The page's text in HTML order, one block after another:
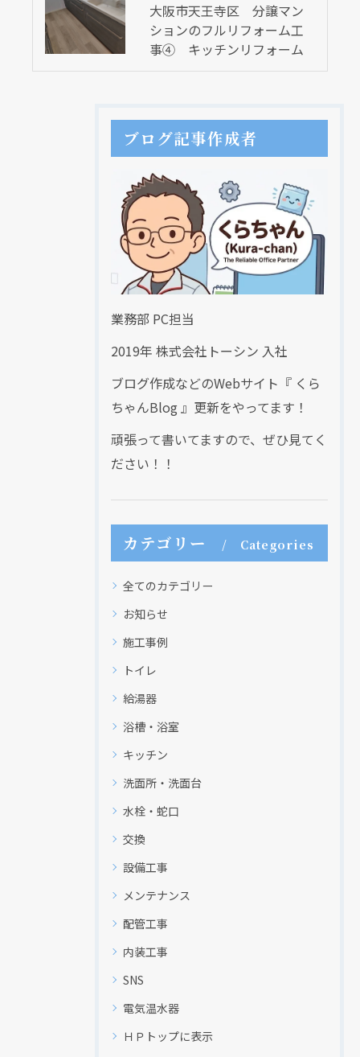
大阪市天王寺区 分譲マン
ションのフルリフォーム工
事④ キッチンリフォーム
ブログ記事作成者
業務部 PC担当
2019年 株式会社トーシン 入社
ブログ作成などのWebサイト『 くら
ちゃんBlog 』更新をやってます！
頑張って書いてますので、ぜひ見てく
ださい！！
カテゴリー Categories
全てのカテゴリー
お知らせ
施工事例
トイレ
給湯器
浴槽・浴室
キッチン
洗面所・洗面台
水栓・蛇口
交換
設備工事
メンテナンス
配管工事
内装工事
SNS
電気温水器
ＨＰトップに表示